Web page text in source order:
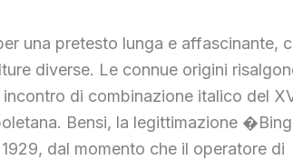
una pretesto lunga e affascinante,
diverse. Le connue origini
di combinazione italico del
Bensi, la legittimazione
dal momento che il operatore di